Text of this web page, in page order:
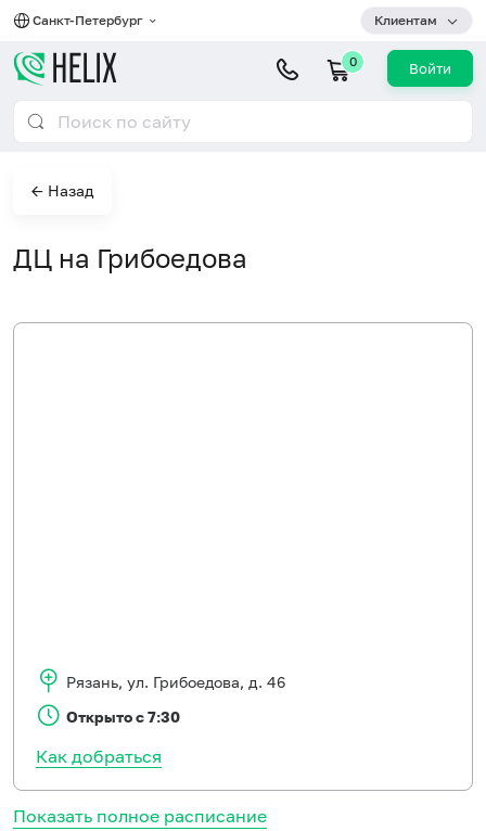
Санкт-Петербург Клиентам
0 Войти
← Назад
ДЦ на Грибоедова
Показать полное расписание
Рязань, ул. Грибоедова, д. 46
Открыто с 7:30
Как добраться